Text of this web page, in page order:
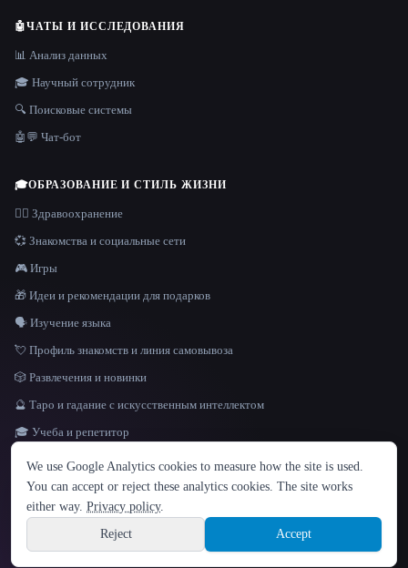
ЯЗЫК
English español Français Русский 简体中文
Hindi
Sign up
🤖ЧАТЫ И ИССЛЕДОВАНИЯ
📊 Анализ данных
🎓 Научный сотрудник
🔍 Поисковые системы
🤖💬 Чат-бот
🎓ОБРАЗОВАНИЕ И СТИЛЬ ЖИЗНИ
👩‍⚕️ Здравоохранение
💞 Знакомства и социальные сети
🎮 Игры
🎁 Идеи и рекомендации для подарков
🗣️ Изучение языка
💘 Профиль знакомств и линия самовывоза
🎲 Развлечения и новинки
🔮 Таро и гадание с искусственным интеллектом
🎓 Учеба и репетитор
Site information
© 2026 That AI Collection. Все права защищены.
политика конфиденциальности
Built with Metatron ★
build de3d624c
We use Google Analytics cookies to measure how the site is used.
You can accept or reject these analytics cookies. The site works
either way. Privacy policy.
Reject
Accept